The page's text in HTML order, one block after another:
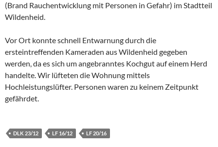
(Brand Rauchentwicklung mit Personen in Gefahr) im Stadtteil
Wildenheid.
Vor Ort konnte schnell Entwarnung durch die
ersteintreffenden Kameraden aus Wildenheid gegeben
werden, da es sich um angebranntes Kochgut auf einem Herd
handelte. Wir lüfteten die Wohnung mittels
Hochleistungslüfter. Personen waren zu keinem Zeitpunkt
gefährdet.
DLK 23/12 LF 16/12 LF 20/16